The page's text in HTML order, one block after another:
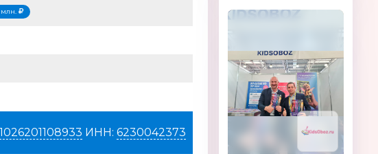
млн.
1026201108933 ИНН: 6230042373